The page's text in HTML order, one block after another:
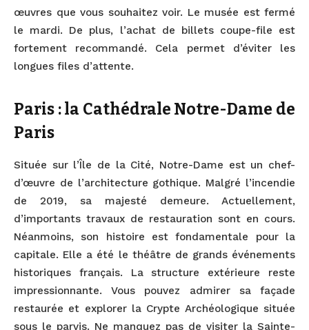
œuvres que vous souhaitez voir. Le musée est fermé
le mardi. De plus, l’achat de billets coupe-file est
fortement recommandé. Cela permet d’éviter les
longues files d’attente.
Paris : la Cathédrale Notre-Dame de
Paris
Située sur l’Île de la Cité, Notre-Dame est un chef-
d’œuvre de l’architecture gothique. Malgré l’incendie
de 2019, sa majesté demeure. Actuellement,
d’importants travaux de restauration sont en cours.
Néanmoins, son histoire est fondamentale pour la
capitale. Elle a été le théâtre de grands événements
historiques français. La structure extérieure reste
impressionnante. Vous pouvez admirer sa façade
restaurée et explorer la Crypte Archéologique située
sous le parvis. Ne manquez pas de visiter la Sainte-